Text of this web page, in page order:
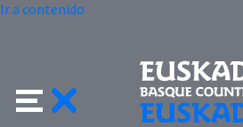
Ir a contenido